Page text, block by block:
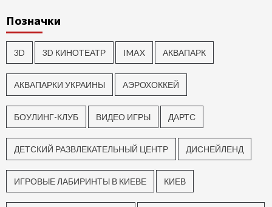
Позначки
3D 3D КИНОТЕАТР IMAX АКВАПАРК
АКВАПАРКИ УКРАИНЫ АЭРОХОККЕЙ
БОУЛИНГ-КЛУБ ВИДЕО ИГРЫ ДАРТС
ДЕТСКИЙ РАЗВЛЕКАТЕЛЬНЫЙ ЦЕНТР ДИСНЕЙЛЕНД
ИГРОВЫЕ ЛАБИРИНТЫ В КИЕВЕ КИЕВ